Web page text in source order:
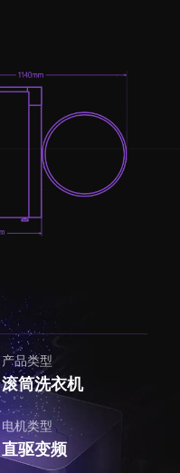
产品类型
滚筒洗衣机
电机类型
直驱变频